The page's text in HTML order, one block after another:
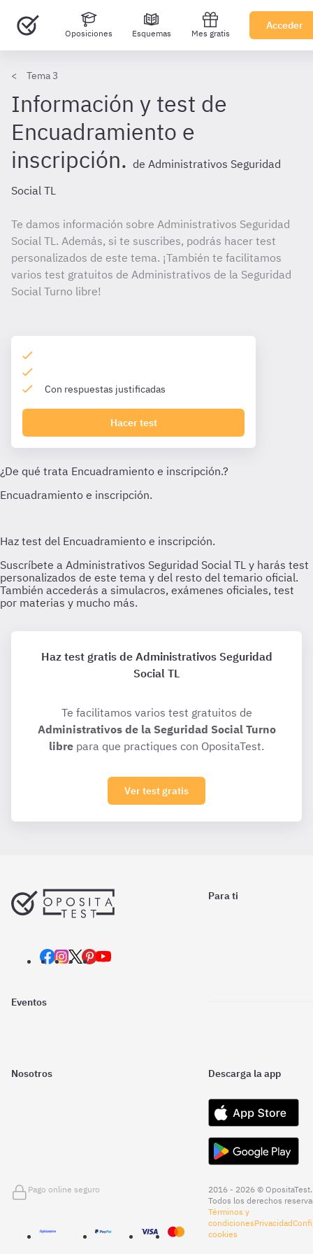
Oposiciones Esquemas Mes gratis
Acceder
Tema 3
Información y test de
Encuadramiento e
inscripción. de Administrativos Seguridad
Social TL
Te damos información sobre Administrativos Seguridad
Social TL. Además, si te suscribes, podrás hacer test
personalizados de este tema. ¡También te facilitamos
varios test gratuitos de Administrativos de la Seguridad
Social Turno libre!
Con respuestas justificadas
Hacer test
Haz test gratis de Administrativos Seguridad
Social TL
Te facilitamos varios test gratuitos de
Administrativos de la Seguridad Social Turno
libre para que practiques con OpositaTest.
Ver test gratis
Para ti
Eventos
Nosotros Descarga la app
Pago online seguro
2016 - 2026 © OpositaTest.
Todos los derechos
Términos y
condicionesPrivacidad
cookies